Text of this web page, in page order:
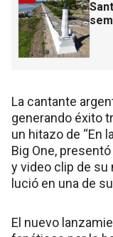
La cantante
generando éxito
un hitazo de “En
Big One,
y video clip de su
lució en una de
El nuevo